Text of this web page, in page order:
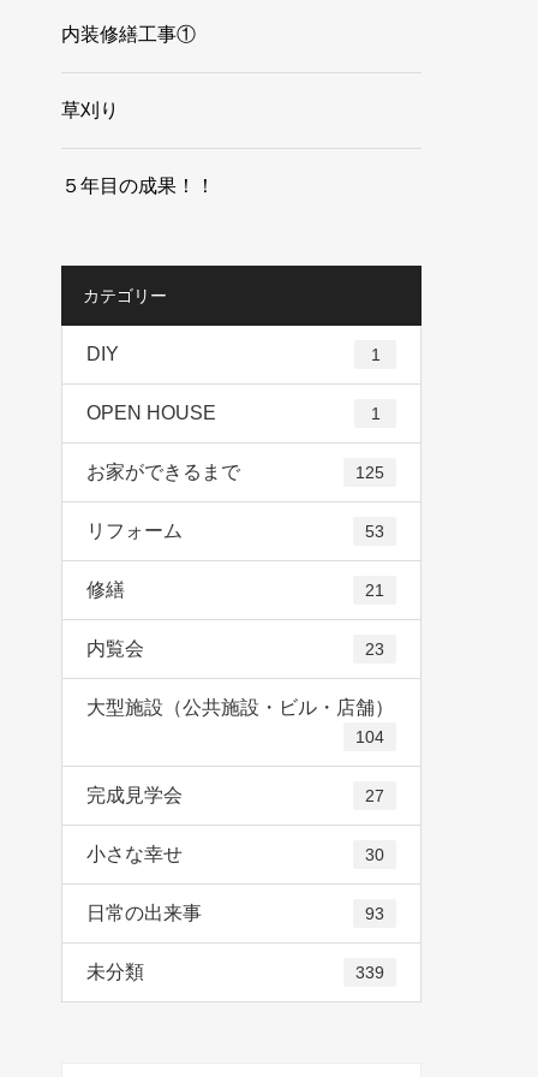
内装修繕工事①
草刈り
５年目の成果！！
カテゴリー
DIY 1
OPEN HOUSE 1
お家ができるまで 125
リフォーム 53
修繕 21
内覧会 23
大型施設（公共施設・ビル・店舗）
104
完成見学会 27
小さな幸せ 30
日常の出来事 93
未分類 339